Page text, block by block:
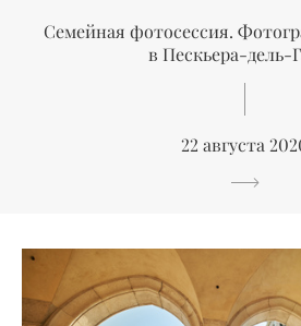
Семейная фотосессия.
в Пескьера-дель-
22 августа